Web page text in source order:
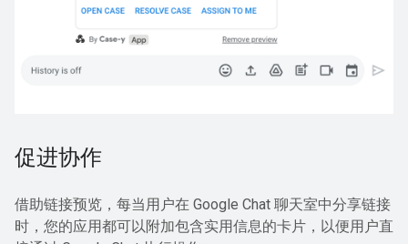
促进协作
借助链接预览，每当用户在 Google Chat 聊天室中分享链接
时，您的应用都可以附加包含实用信息的卡片，以便用户直